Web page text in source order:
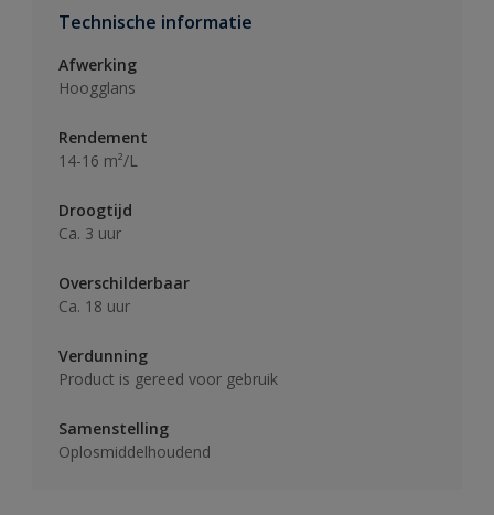
Technische informatie
Afwerking
Hoogglans
Rendement
14-16 m²/L
Droogtijd
Ca. 3 uur
Overschilderbaar
Ca. 18 uur
Verdunning
Product is gereed voor gebruik
Samenstelling
Oplosmiddelhoudend